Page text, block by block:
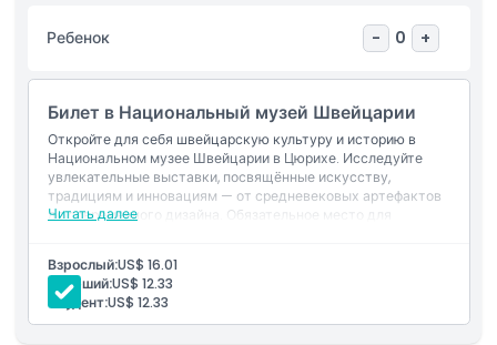
Включено
Политика в отношении детей и взрослых
Исключения
Не подходит для
Часы работы
Ребенок - 0 +
Билет в Национальный музей Швейцарии
Откройте для себя швейцарскую культуру и историю в
Национальном музее Швейцарии в Цюрихе. Исследуйте
увлекательные выставки, посвящённые искусству,
традициям и инновациям — от средневековых артефактов
до современного дизайна. Обязательное место для
Читать далее
Взрослый:US$ 16.01
Старший:US$ 12.33
Студент:US$ 12.33